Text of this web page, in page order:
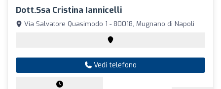
Dott.ssa Cristina Iannicelli
Via Salvatore Quasimodo 1 - 80018, Mugnano di Napoli
Vedi telefono